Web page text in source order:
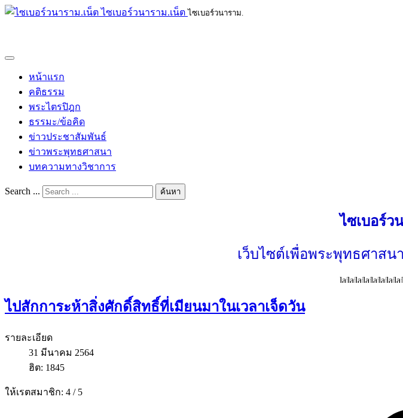
ไซเบอร์วนาราม.เน็ต ไซเบอร์วนาราม.
หน้าแรก
คติธรรม
พระไตรปิฎก
ธรรมะ/ข้อคิด
ข่าวประชาสัมพันธ์
ข่าวพระพุทธศาสนา
บทความทางวิชาการ
Search ... ค้นหา
ไซเบอร์ว
เว็บไซต์เพื่อพระพุทธศาสน
ไปสักการะห้าสิ่งศักดิ์สิทธิ์ที่เมียนมาในเวลาเจ็ดวัน
รายละเอียด
31 มีนาคม 2564
ฮิต: 1845
ให้เรตสมาชิก: 4 / 5